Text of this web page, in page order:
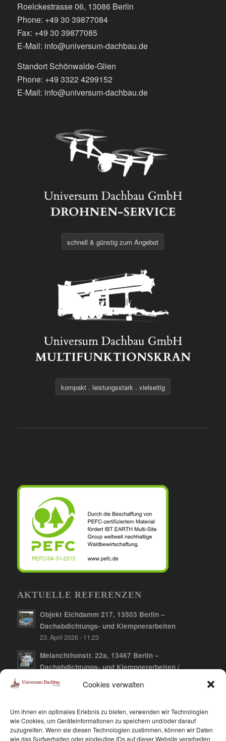
Cookies verwalten
Um ihnen ein optimales Erlebnis zu bieten, verwenden wir Technologien
wie Cookies, um Geräteinformationen zu speichern und/oder darauf
zuzugreifen. Wenn sie diesen Technologien zustimmen, können wir Daten
wie das Surfverhalten oder eindeutige IDs auf dieser Website verarbeiten.
Roelckestrasse 06, 13086 Berlin
Phone: +49 30 39877084
Fax: +49 30 39877085
E-Mail: info@universum-dachbau.de
Standort Schönwalde-Glien
Phone: +49 3322 4299152
E-Mail: info@universum-dachbau.de
schnell & günstig zum Angebot
kompakt . leistungsstark . vielseitig
AKTUELLE REFERENZEN
Objekt Elchdamm 217, 13503 Berlin –
Dachabdichtungs- und Klempnerarbeiten
23. April 2026 - 11:23
Melanchthonstr. 22a, 13467 Berlin –
Dachabdichtungs- und Klempnerarbeiten /
Dachbegrünung
10. April 2026 - 12:21
Falkenberger Chaussee 141, 13059 Berlin-
Hohenschönhausen – Dachabdichtungs- und
Klempnerarbeiten / Dachbegrünung